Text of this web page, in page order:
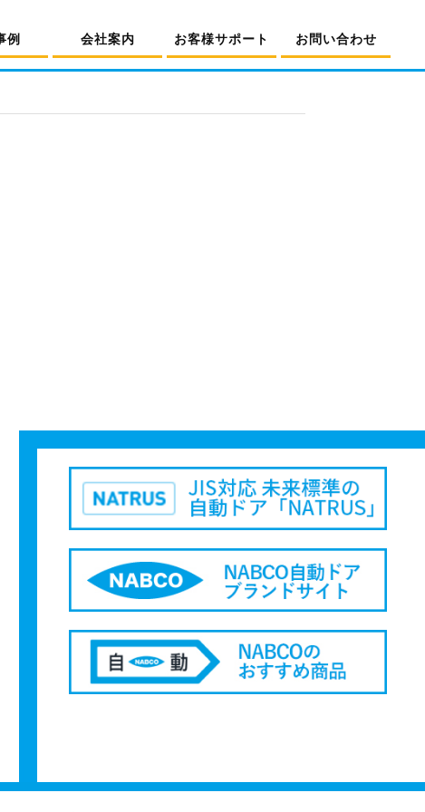
例 会社案内 お客様サポート お問い合わせ